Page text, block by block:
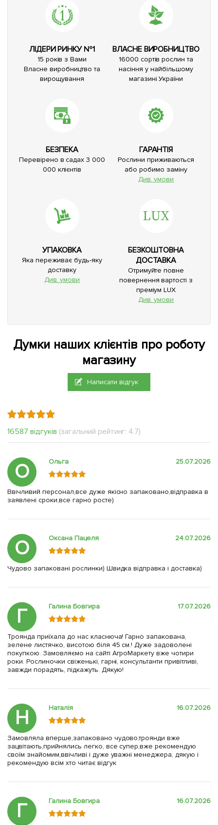
ЛІДЕРИ РИНКУ №1
15 років з Вами
Власне виробництво та
вирощування
ВЛАСНЕ ВИРОБНИЦТВО
16000 сортів рослин та
насіння у найбільшому
магазині України
БЕЗПЕКА
Перевірено в садах 3 000
000 клієнтів
ГАРАНТІЯ
Рослини приживаються
або робимо заміну
Див. умови
УПАКОВКА
Яка переживає будь-яку
доставку
Див. умови
БЕЗКОШТОВНА
ДОСТАВКА
Отримуйте повне
повернення вартості з
преміум LUX
Див. умови
Думки наших клієнтів про роботу
магазину
Написати відгук
16587 відгуків (загальний рейтинг: 4.7)
О Ольга 25.07.2026
Ввічливий персонал,все дуже якісно запаковано,відправка в
заявлені сроки,все гарно росте)
О Оксана Пацеля 24.07.2026
Чудово запаковані рослинки) Швидка відправка і доставка)
Г Галина Бовгира 17.07.2026
Троянда приїхала до нас класнюча! Гарно запакована,
зелене листячко, висотою біля 45 см.! Дуже задоволені
покупкою. Замовляємо на сайті АгроМаркету вже чотири
роки. Рослиночки свіженькі, гарні, консультанти привітливі,
завжди порадять, підкажуть. Дякую!
Н Наталія 16.07.2026
Замовляла вперше,запаковано чудово,троянди вже
зацвітають,прийнялись легко, все супер,вже рекомендую
своїм знайомим,ввічливі і дуже уважні менеджера, дякую і
рекомендую всім хто читає відгук
Г Галина Бовгира 16.07.2026